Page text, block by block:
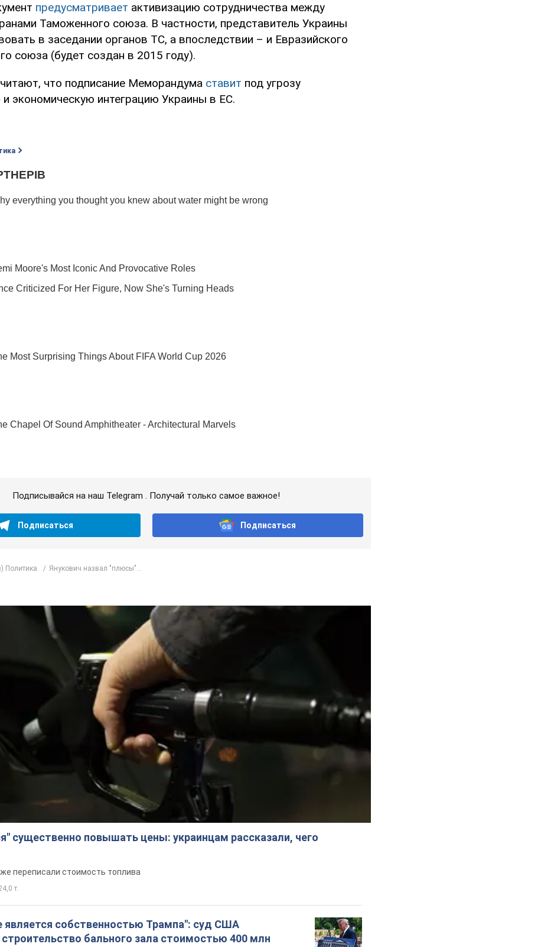
предусматривает активизацию сотрудничества между
Таможенного союза. В частности, представитель Украины
в заседании органов ТС, а впоследствии – и Евразийского
союза (будет создан в 2015 году).
что подписание Меморандума ставит под угрозу
и экономическую интеграцию Украины в ЕС.
Подписывайся на наш Telegram . Получай только самое важное!
Подписаться Подписаться
Политика Янукович назвал "плюсы"...
существенно повышать цены: украинцам рассказали, чего
переписали стоимость топлива
т.
собственностью Трампа": суд США
бального зала стоимостью 400 млн